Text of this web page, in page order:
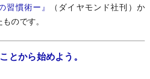
習慣術ー』
（ダイヤモンド社刊）か
のです。
とから始めよう。